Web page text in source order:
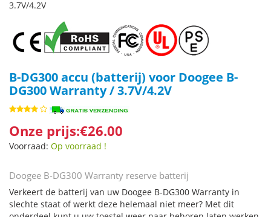
B-DG300 accu (batterij) voor Doogee B-
DG300 Warranty / 3.7V/4.2V
Onze prijs:€26.00
Voorraad: Op voorraad !
Doogee B-DG300 Warranty reserve batterij
Verkeert de batterij van uw Doogee B-DG300 Warranty in
slechte staat of werkt deze helemaal niet meer? Met dit